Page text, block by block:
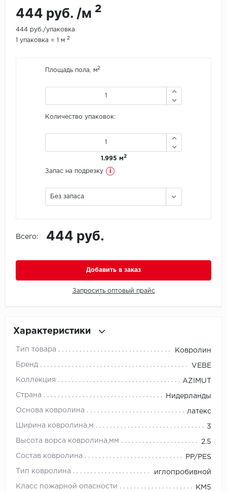
Icon Floor
Jinan PDM
Made in Belgium
Moduleo
Natisston
No brand
444 руб. /м 2
444 руб./упаковка
1 упаковка = 1 м 2
Площадь пола, м2
Количество упаковок:
1.995 м2
Запас на подрезку i
Без запаса
Всего: 444 руб.
Добавить в заказ
Запросить оптовый прайс
Характеристики
Тип товара Ковролин
Бренд VEBE
Коллекция AZIMUT
Страна Нидерланды
Основа ковролина латекс
Ширина ковролина,м 3
Высота ворса ковролина,мм 2.5
Состав ковролина PP/PES
Тип ковролина иглопробивной
Класс пожарной опасности КМ5